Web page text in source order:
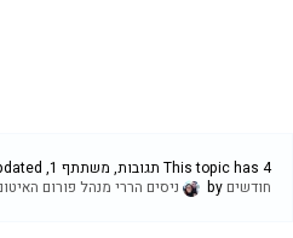
This topic has 4 תגובות, משתתף 1, and was last updated
חודשים
ניסים הררי מנהל פורום